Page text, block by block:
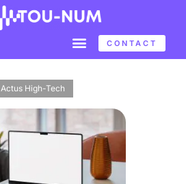
CONTACT
Actus High-Tech